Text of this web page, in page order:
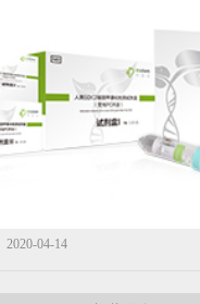
2020-04-14